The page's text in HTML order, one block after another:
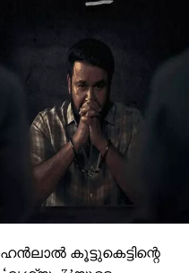
കൂട്ടുകെട്ടിന്റെ
3’യുടെ
പ്രധാന
സ്വന്തമാക്കി.